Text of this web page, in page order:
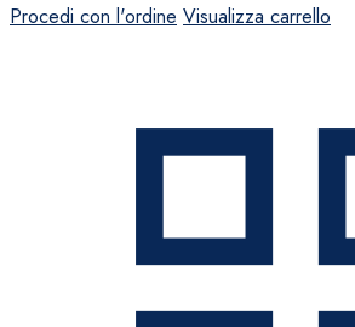
Procedi con l'ordine Visualizza carrello